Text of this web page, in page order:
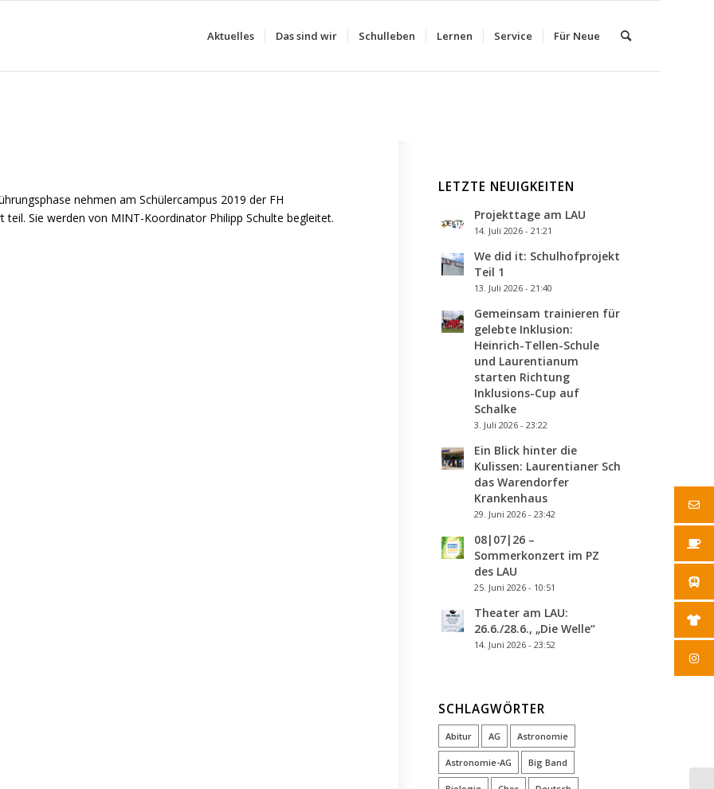
Aktuelles Das sind wir Schulleben Lernen Service Für Neue
nehmen am Schülercampus 2019 der FH
teil. Sie werden von MINT-Koordinator Philipp Schulte begleitet.
LETZTE NEUIGKEITEN
Projekttage am LAU
14. Juli 2026 - 21:21
We did it: Schulhofprojekt
Teil 1
13. Juli 2026 - 21:40
Gemeinsam trainieren für
gelebte Inklusion:
Heinrich-Tellen-Schule
und Laurentianum
starten Richtung
Inklusions-Cup auf
Schalke
3. Juli 2026 - 23:22
Ein Blick hinter die
Kulissen: Laurentianer Schulsanis
das Warendorfer
Krankenhaus
29. Juni 2026 - 23:42
08|07|26 –
Sommerkonzert im PZ
des LAU
25. Juni 2026 - 10:51
Theater am LAU:
26.6./28.6., „Die Welle“
14. Juni 2026 - 23:52
SCHLAGWÖRTER
Abitur AG Astronomie
Astronomie-AG Big Band